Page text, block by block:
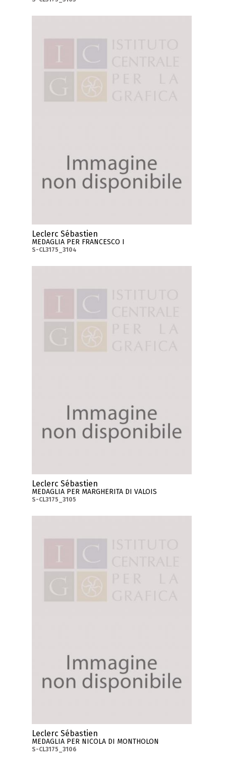
Leclerc Sébastien
MEDAGLIA PER FRANCESCO I
S-CL3175_3104
Leclerc Sébastien
MEDAGLIA PER MARGHERITA DI VALOIS
S-CL3175_3105
Leclerc Sébastien
MEDAGLIA PER NICOLA DI MONTHOLON
S-CL3175_3106